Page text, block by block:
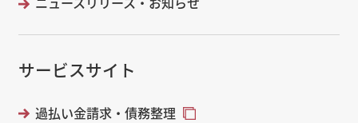
サービスサイト
過払い金請求・債務整理